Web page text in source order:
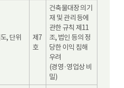
, 단위
제7
호
건축물대장의 기
재 및 관리 등에
관한 규칙 제11
조, 법인 등의 정
당한 이익 침해
우려
(경영·영업상 비
밀)